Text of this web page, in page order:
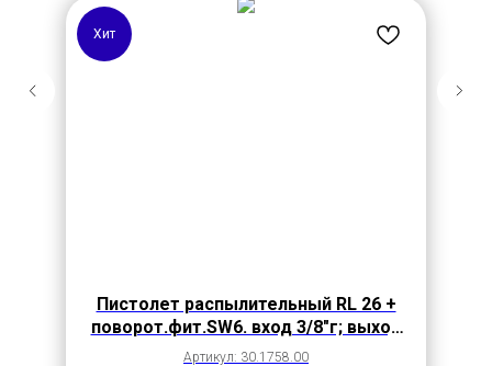
Хит
Пистолет распылительный RL 26 +
поворот.фит.SW6. вход 3/8"г; выход
1/4"г.
Артикул: 30.1758.00